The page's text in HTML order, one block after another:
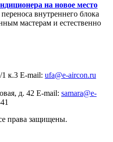
на новое место
внутреннего блока
мастерам и естественно
1 к.3 Е-mail: ufa@e-aircon.ru
д. 42 Е-mail: samara@e-
права защищены.